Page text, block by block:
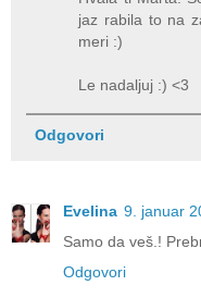
jaz rabila to na
meri :)
Le nadaljuj :) <3
Odgovori
Evelina 9. januar
Samo da veš.!
Odgovori